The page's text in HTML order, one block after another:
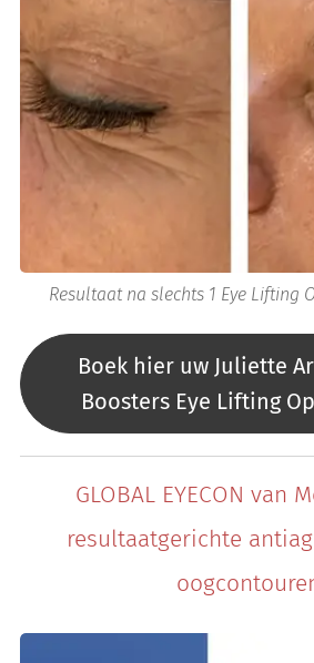
Resultaat na slechts 1 Eye Lifting
Boek hier uw Juliette
Boosters Eye Lifting
GLOBAL EYECON van
resultaatgerichte